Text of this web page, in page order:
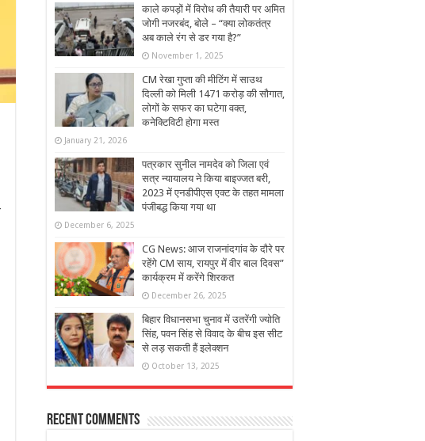
काले कपड़ों में विरोध की तैयारी पर अमित
जोगी नजरबंद, बोले – “क्या लोकतंत्र
अब काले रंग से डर गया है?”
November 1, 2025
CM रेखा गुप्ता की मीटिंग में साउथ
दिल्ली को मिली 1471 करोड़ की सौगात,
लोगों के सफर का घटेगा वक्त,
कनेक्टिविटी होगा मस्त
January 21, 2026
पत्रकार सुनील नामदेव को जिला एवं
सत्र न्यायालय ने किया बाइज्जत बरी,
2023 में एनडीपीएस एक्ट के तहत मामला
पंजीबद्ध किया गया था
December 6, 2025
CG News: आज राजनांदगांव के दौरे पर
रहेंगे CM साय, रायपुर में वीर बाल दिवस”
कार्यक्रम में करेंगे शिरकत
December 26, 2025
बिहार विधानसभा चुनाव में उतरेंगी ज्योति
सिंह, पवन सिंह से विवाद के बीच इस सीट
से लड़ सकती हैं इलेक्शन
October 13, 2025
Recent Comments